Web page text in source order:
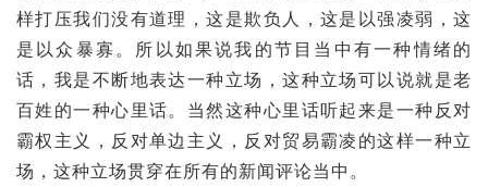
样打压我们没有道理，这是欺负人，这是以强凌弱，这
是以众暴寡。所以如果说我的节目当中有一种情绪的
话，我是不断地表达一种立场，这种立场可以说就是老
百姓的一种心里话。当然这种心里话听起来是一种反对
霸权主义，反对单边主义，反对贸易霸凌的这样一种立
场，这种立场贯穿在所有的新闻评论当中。